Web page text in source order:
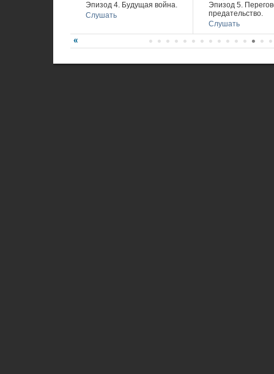
Эпизод 4. Будущая война.
Слушать
Эпизод 5.
предательство.
Слушать